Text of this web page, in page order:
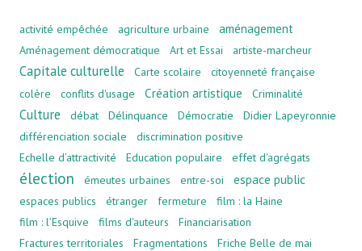
activité empêchée agriculture urbaine aménagement
Aménagement démocratique Art et Essai artiste-marcheur
Capitale culturelle Carte scolaire
citoyenneté française
colère
conflits d'usage Création artistique Criminalité
Culture débat Délinquance Démocratie
Didier Lapeyronnie
différenciation sociale
discrimination positive
Echelle d’attractivité
Education populaire effet d'agrégats
élection émeutes urbaines entre-soi espace public
espaces publics étranger fermeture
film : la Haine
film : l’Esquive
films d'auteurs
Financiarisation
Fractures territoriales
Fragmentations
Friche Belle de mai